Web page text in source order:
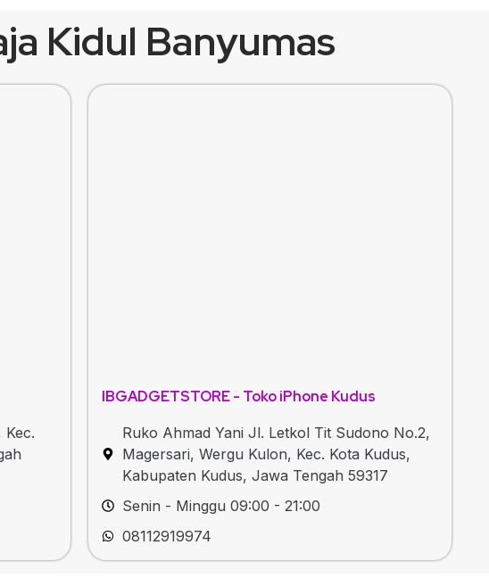
Kidul Banyumas
IBGADGETSTORE - Toko iPhone Kudus
Ruko Ahmad Yani Jl. Letkol Tit Sudono No.2,
Magersari, Wergu Kulon, Kec. Kota Kudus,
Kabupaten Kudus, Jawa Tengah 59317
Senin - Minggu 09:00 - 21:00
08112919974